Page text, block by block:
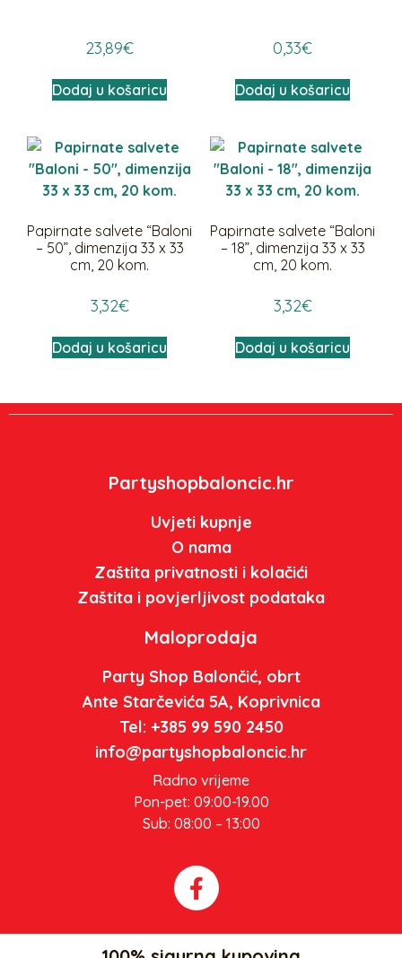
23,89€
Dodaj u košaricu
0,33€
Dodaj u košaricu
Papirnate salvete “Baloni
– 50”, dimenzija 33 x 33
cm, 20 kom.
3,32€
Dodaj u košaricu
Papirnate salvete “Baloni
– 18”, dimenzija 33 x 33
cm, 20 kom.
3,32€
Dodaj u košaricu
Partyshopbaloncic.hr
Uvjeti kupnje
O nama
Zaštita privatnosti i kolačići
Zaštita i povjerljivost podataka
Maloprodaja
Party Shop Balončić, obrt
Ante Starčevića 5A, Koprivnica
Tel: +385 99 590 2450
info@partyshopbaloncic.hr
Radno vrijeme
Pon-pet: 09:00-19.00
Sub: 08:00 – 13:00